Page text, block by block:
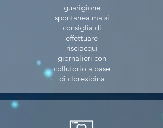
guarigione
spontanea ma si
consiglia di
effettuare
risciacqui
giornalieri con
collutorio a base
di clorexidina